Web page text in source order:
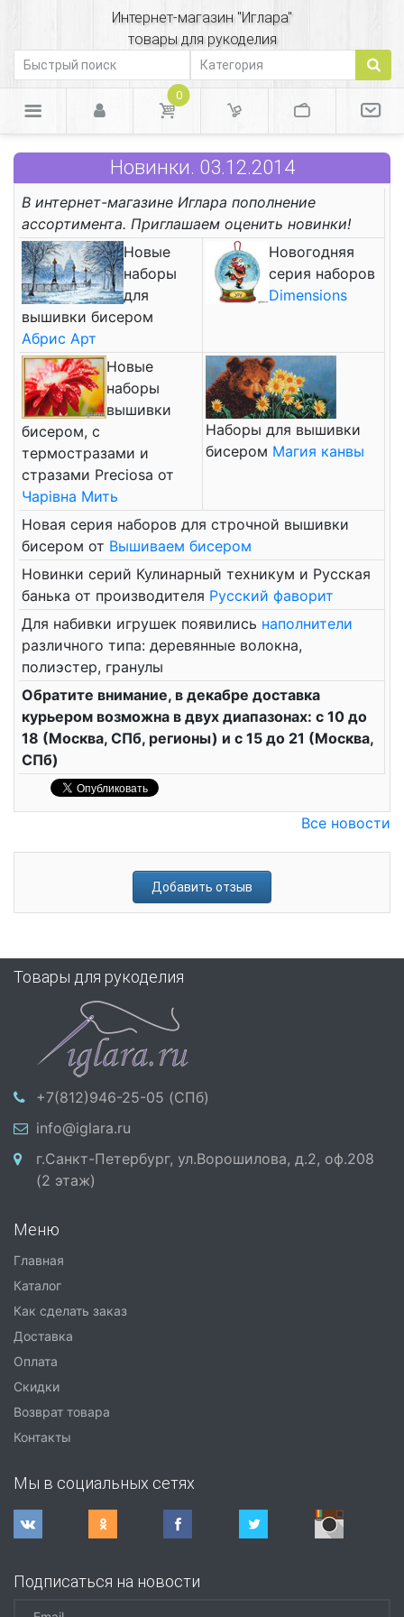
Интернет-магазин "Иглара"
товары для рукоделия
0
Новинки. 03.12.2014
В интернет-магазине Иглара пополнение
ассортимента. Приглашаем оценить новинки!
Новые
наборы
для
вышивки бисером
Абрис Арт
Новогодняя
серия наборов
Dimensions
Новые
наборы
вышивки
бисером, с
термостразами и
стразами Preciosa от
Чарiвна Мить
Наборы для вышивки
бисером Магия канвы
Новая серия наборов для строчной вышивки
бисером от Вышиваем бисером
Новинки серий Кулинарный техникум и Русская
банька от производителя Русский фаворит
Для набивки игрушек появились наполнители
различного типа: деревянные волокна,
полиэстер, гранулы
Обратите внимание, в декабре доставка
курьером возможна в двух диапазонах: с 10 до
18 (Москва, СПб, регионы) и с 15 до 21 (Москва,
СПб)
Все новости
Добавить отзыв
Товары для рукоделия
+7(812)946-25-05 (СПб)
info@iglara.ru
г.Санкт-Петербург, ул.Ворошилова, д.2, оф.208
(2 этаж)
Меню
Главная
Каталог
Как сделать заказ
Доставка
Оплата
Скидки
Возврат товара
Контакты
Мы в социальных сетях
Подписаться на новости